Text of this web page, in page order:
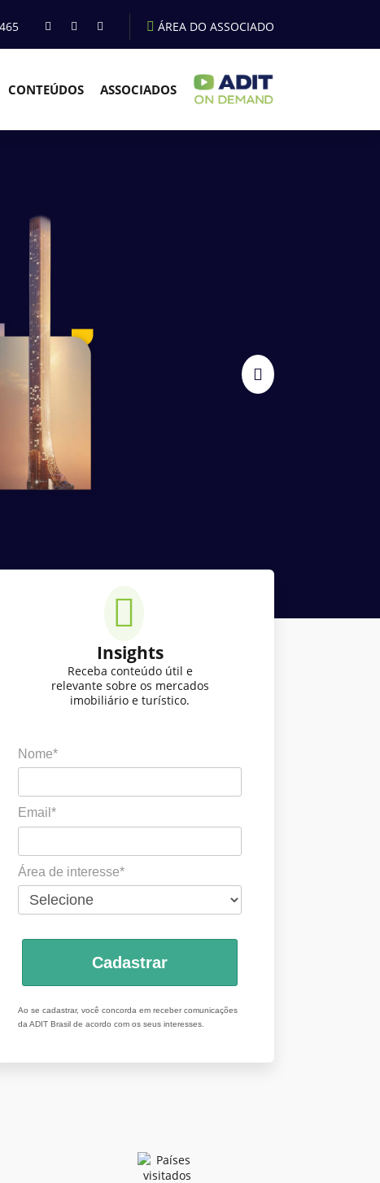
ÁREA DO ASSOCIADO
CONTEÚDOS ASSOCIADOS
Insights
Receba conteúdo útil e
relevante sobre os mercados
imobiliário e turístico.
Nome*
Email*
Área de interesse*
Cadastrar
Ao se cadastrar, você concorda em receber comunicações
da ADIT Brasil de acordo com os seus interesses.